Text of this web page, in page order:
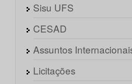
Sisu UFS
CESAD
Assuntos
Licitações